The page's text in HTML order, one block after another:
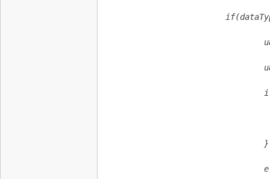
if(dataType ==
u8 *state =
u8 status =
if(status
}